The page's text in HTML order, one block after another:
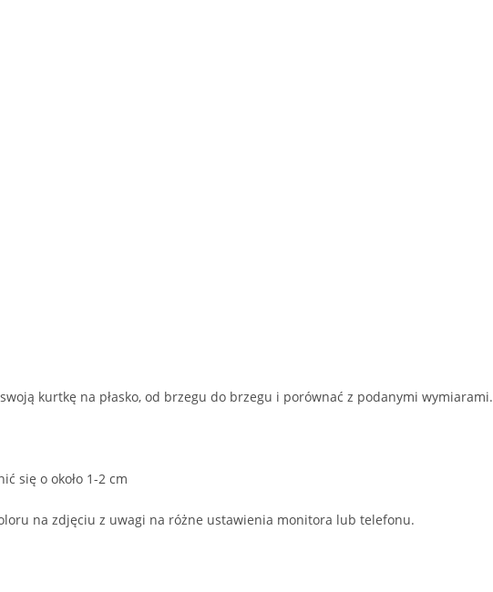
kurtkę na płasko, od brzegu do brzegu i porównać z podanymi wymiarami.
się o około 1-2 cm
na zdjęciu z uwagi na różne ustawienia monitora lub telefonu.